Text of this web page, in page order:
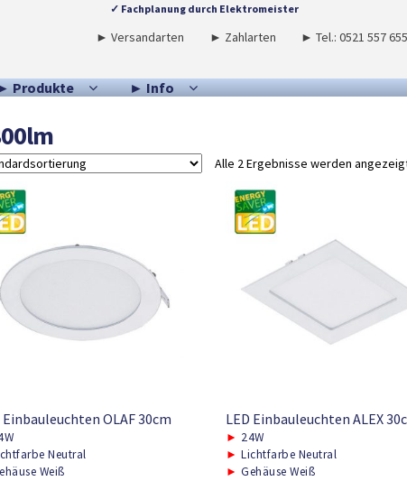
✓ Fachplanung durch Elektromeister
► Versandarten ► Zahlarten ► Tel.: 0521 557
Produkte ► Info
Alle 2 Ergebnisse werden
Einbauleuchten OLAF 30cm
Neutral
Weiß
LED Einbauleuchten ALEX
► 24W
► Lichtfarbe Neutral
► Gehäuse Weiß